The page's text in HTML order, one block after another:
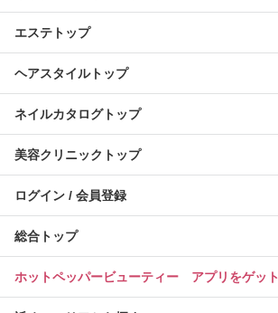
エステトップ
ヘアスタイルトップ
ネイルカタログトップ
美容クリニックトップ
ログイン / 会員登録
総合トップ
ホットペッパービューティー アプリをゲット